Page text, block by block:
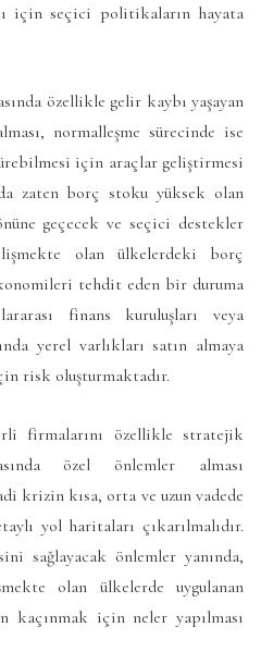
için seçici politikaların hayata
özellikle gelir kaybı yaşayan
normalleşme sürecinde ise
için araçlar geliştirmesi
zaten borç stoku yüksek olan
geçecek ve seçici destekler
olan ülkelerdeki borç
tehdit eden bir duruma
finans kuruluşları veya
yerel varlıkları satın almaya
risk oluşturmaktadır.
firmalarını özellikle stratejik
özel önlemler alması
krizin kısa, orta ve uzun vadede
yol haritaları çıkarılmalıdır.
sağlayacak önlemler yanında,
olan ülkelerde uygulanan
için neler yapılması